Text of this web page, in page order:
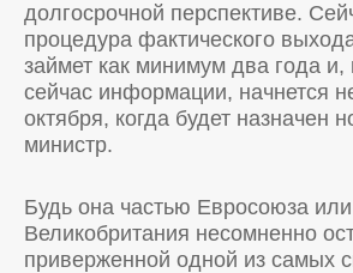
долгосрочной перспективе.
процедура фактического
займет как минимум два года
сейчас информации, начнется
октября, когда будет назначен
министр.
Будь она частью Евросоюза или
Великобритания несомненно
приверженной одной из самых